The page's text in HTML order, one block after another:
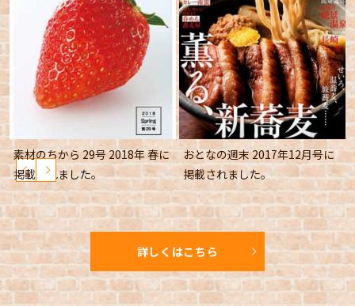
素材のちから 29号 2018年 春に
掲載されました。
おとなの週末 2017年12月号に
掲載されました。
詳しくはこちら